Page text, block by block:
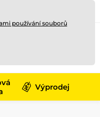
Výprodej
používání souborů